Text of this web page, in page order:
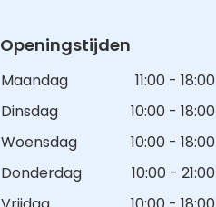
Openingstijden
Maandag
11:00 - 18:00
Dinsdag
10:00 - 18:00
Woensdag
10:00 - 18:00
Donderdag
10:00 - 21:00